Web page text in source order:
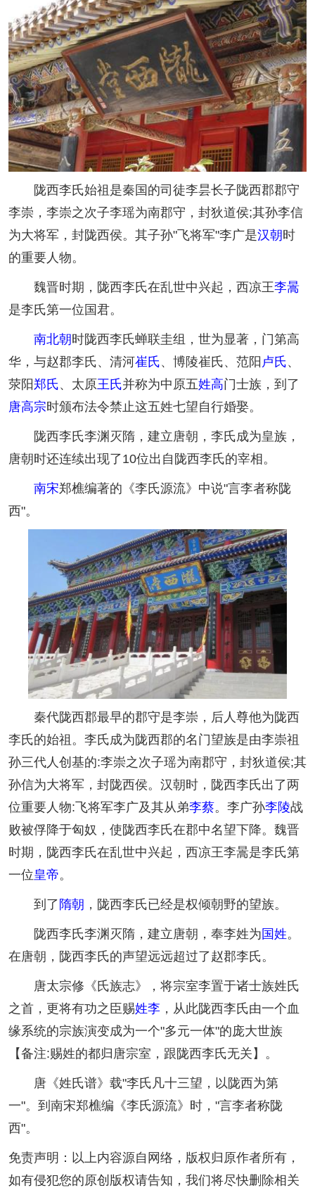
陇西李氏始祖是秦国的司徒李昙长子陇西郡郡守
李崇，李崇之次子李瑶为南郡守，封狄道侯;其孙李信
为大将军，封陇西侯。其子孙"飞将军"李广是汉朝时
的重要人物。
魏晋时期，陇西李氏在乱世中兴起，西凉王李暠
是李氏第一位国君。
南北朝时陇西李氏蝉联圭组，世为显著，门第高
华，与赵郡李氏、清河崔氏、博陵崔氏、范阳 卢氏、
荥阳郑氏、太原王氏并称为中原五姓高门士族，到了
唐高宗时颁布法令禁止这五姓七望自行婚娶。
陇西李氏李渊灭隋，建立唐朝，李氏成为皇族，
唐朝时还连续出现了10位出自陇西李氏的宰相。
南宋郑樵编著的《李氏源流》中说"言李者称陇
西"。
秦代陇西郡最早的郡守是李崇，后人尊他为陇西
李氏的始祖。李氏成为陇西郡的名门望族是由李崇祖
孙三代人创基的:李崇之次子瑶为南郡守，封狄道侯;其
孙信为大将军，封陇西侯。汉朝时，陇西李氏出了两
位重要人物:飞将军李广及其从弟李蔡。李广孙李陵战
败被俘降于匈奴，使陇西李氏在郡中名望下降。魏晋
时期，陇西李氏在乱世中兴起，西凉王李暠是李氏第
一位皇帝。
到了 隋朝 ，陇西李氏已经是权倾朝野的望族。
陇西李氏李渊灭隋，建立唐朝，奉李姓为 国姓。
在唐朝，陇西李氏的声望远远超过了赵郡李氏。
唐太宗修《氏族志》，将宗室李置于诸士族姓氏
之首，更将有功之臣赐姓李 ，从此陇西李氏由一个血
缘系统的宗族演变成为一个"多元一体"的庞大世族
【备注:赐姓的都归唐宗室，跟陇西李氏无关】。
唐《姓氏谱》载"李氏凡十三望，以陇西为第
一"。到南宋郑樵编《李氏源流》时，"言李者称陇
西"。
免责声明：以上内容源自网络，版权归原作者所有，
如有侵犯您的原创版权请告知，我们将尽快删除相关